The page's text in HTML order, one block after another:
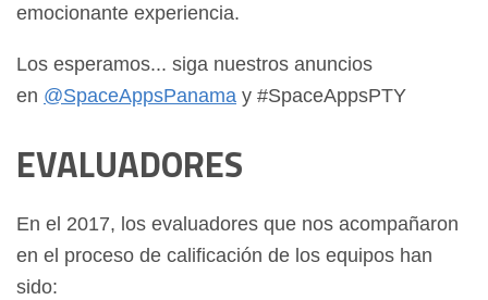
emocionante experiencia.
Los esperamos... siga nuestros anuncios
en @SpaceAppsPanama y #SpaceAppsPTY
EVALUADORES
En el 2017, los evaluadores que nos acompañaron
en el proceso de calificación de los equipos han
sido: